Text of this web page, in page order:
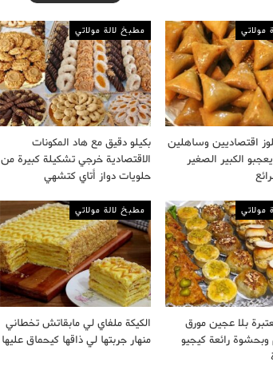
مولاتي
اقتصاديين وساهلين
الكبير الصغير
مطبخ لالة مولاتي
بكيلو دقيق مع هاد المكونات
الاقتصادية خرجي تشكيلة كبيرة من
حلويات دواز أتاي كتشهي
مولاتي
بلا عجين مورق
رائعة كيجيو
مطبخ لالة مولاتي
الكيكة ملفاي لي مابقاتش تخطاني
منهار جربتها لي ذاقها كيحماق عليها